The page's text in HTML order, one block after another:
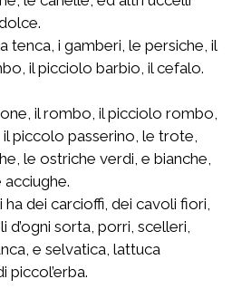
tenca, i gamberi, le persiche, il
il picciolo barbio, il cefalo.
il rombo, il picciolo rombo,
piccolo passerino, le trote,
le ostriche verdi, e bianche,
dei carcioffi, dei cavoli fiori,
d’ogni sorta, porri, scelleri,
e selvatica, lattuca
piccol’erba.